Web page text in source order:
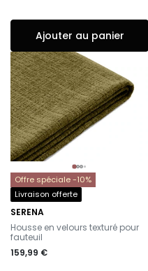
Ajouter au panier
Offre spéciale -10%
Livraison offerte
SERENA
-
Housse en velours texturé pour
fauteuil
159,99 €